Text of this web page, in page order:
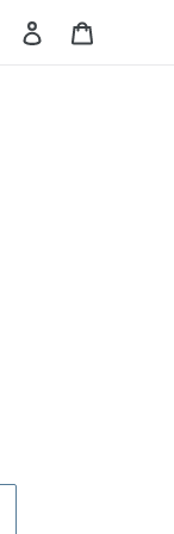
RechercherSe connecter